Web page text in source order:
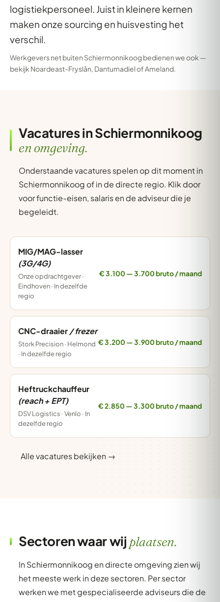
logistiekpersoneel. Juist in kleinere kernen
maken onze sourcing en huisvesting het
verschil.
Werkgevers net buiten Schiermonnikoog bedienen we ook —
bekijk Noardeast-Fryslân, DantumadielofAmeland.
Vacatures in Schiermonnikoog
en omgeving.
Onderstaande vacatures spelen op dit moment in
Schiermonnikoog of in de directe regio. Klik door
voor functie-eisen, salaris en de adviseur die je
begeleidt.
MIG/MAG-lasser
(3G/4G)
Onze opdrachtgever ·
Eindhoven · In dezelfde
regio
€ 3.100 — 3.700 bruto / maand
CNC-draaier / frezer
Stork Precision · Helmond
· In dezelfde regio
€ 3.200 — 3.900 bruto / maand
Heftruckchauffeur
(reach + EPT)
DSV Logistics · Venlo · In
dezelfde regio
€ 2.850 — 3.300 bruto / maand
Alle vacatures bekijken →
Sectoren waar wij plaatsen.
In Schiermonnikoog en directe omgeving zien wij
het meeste werk in deze sectoren. Per sector
werken we met gespecialiseerde adviseurs die de